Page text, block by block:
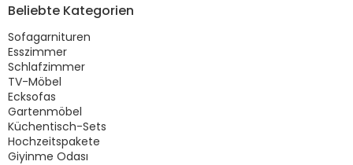
Beliebte Kategorien
Sofagarnituren
Esszimmer
Schlafzimmer
TV-Möbel
Ecksofas
Gartenmöbel
Küchentisch-Sets
Hochzeitspakete
Giyinme Odası